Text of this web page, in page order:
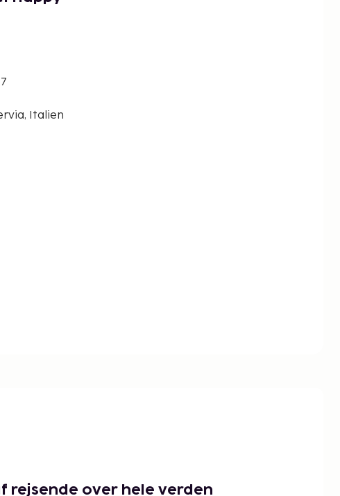
Italien
rejsende over hele verden